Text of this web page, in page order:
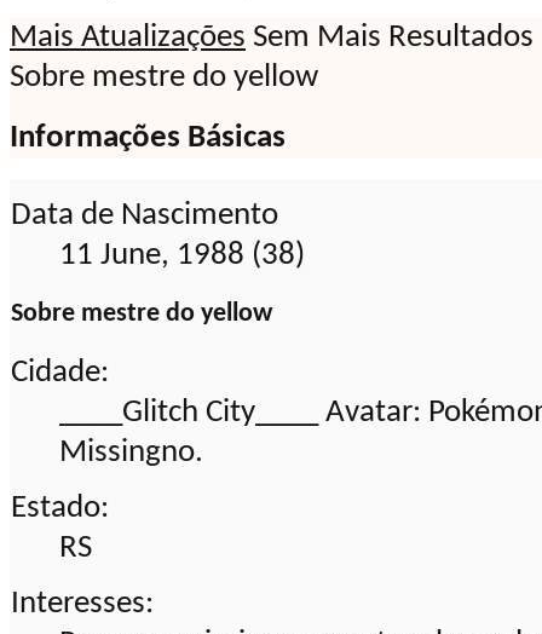
Mais Atualizações Sem Mais Resultados
Sobre mestre do yellow
Informações Básicas
Data de Nascimento
11 June, 1988 (38)
Sobre mestre do yellow
Cidade:
____Glitch City____ Avatar:
Missingno.
Estado:
RS
Interesses: